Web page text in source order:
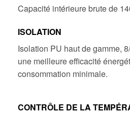
Capacité intérieure brute de
ISOLATION
Isolation PU haut de gamme,
une meilleure efficacité
consommation minimale.
CONTRÔLE DE LA